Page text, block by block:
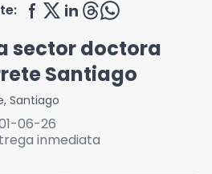
sector doctora
Santiago
, Santiago
06-26
inmediata